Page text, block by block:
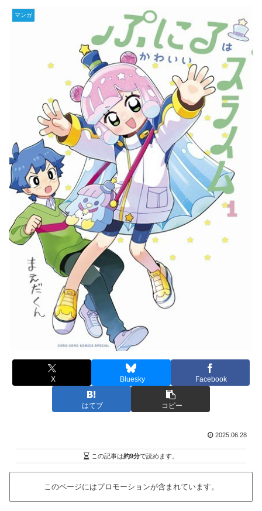
マンガ
X Bluesky Facebook
はてブ コピー
2025.06.28
この記事は約9分で読めます。
このページにはプロモーションが含まれています。